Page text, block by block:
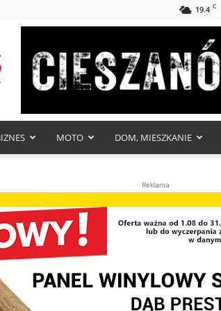
19.4 C
MOTO DOM, MIESZKANIE
Reklama